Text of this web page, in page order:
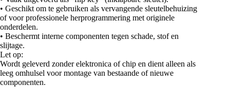
• Geschikt om te gebruiken als vervangende sleutelbehuizing
of voor professionele herprogrammering met originele
onderdelen.
• Beschermt interne componenten tegen schade, stof en
slijtage.
Let op:
Wordt geleverd zonder elektronica of chip en dient alleen als
leeg omhulsel voor montage van bestaande of nieuwe
componenten.